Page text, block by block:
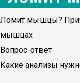
Ломит мышцы?
мышцах
Вопрос-ответ
Какие анализы